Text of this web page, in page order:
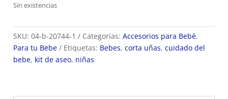
Sin existencias
SKU: 04-b-20744-1 Categorías: Accesorios para Bebé,
Para tu Bebe
Etiquetas: Bebes, corta uñas, cuidado del
bebe, kit de aseo, niñas